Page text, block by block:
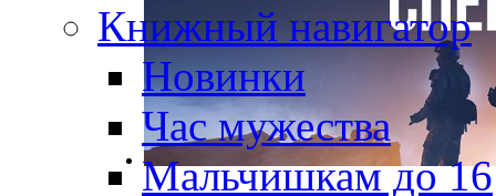
Книжный навигатор
Новинки
Час мужества
Мальчишкам до 16